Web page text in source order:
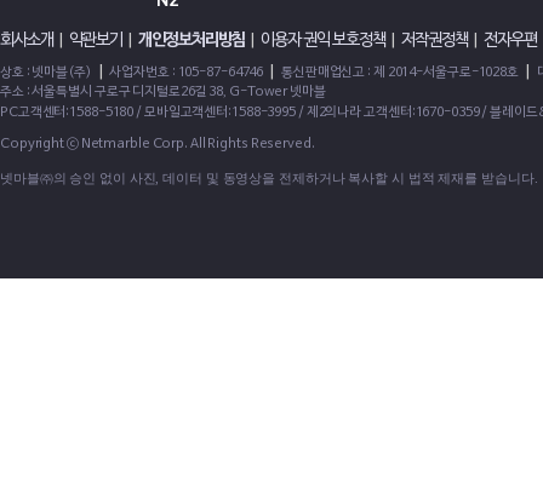
회사소개 약관보기 개인정보처리방침 이용자 권익 보호정책| 저작권정책| 전자우편
상호 : 넷마블(주) 사업자번호 : 105-87-64746 통신판매업신고 : 제 2014-서울구로-1028호
주소 : 서울특별시 구로구 디지털로26길 38, G-Tower 넷마블
PC고객센터:1588-5180 / 모바일고객센터:1588-3995 / 제2의나라 고객센터:1670-0359 / 블레이
Copyright ⓒ Netmarble Corp. All Rights Reserved.
넷마블㈜의 승인 없이 사진, 데이터 및 동영상을 전제하거나 복사할 시 법적 제재를 받습니다.